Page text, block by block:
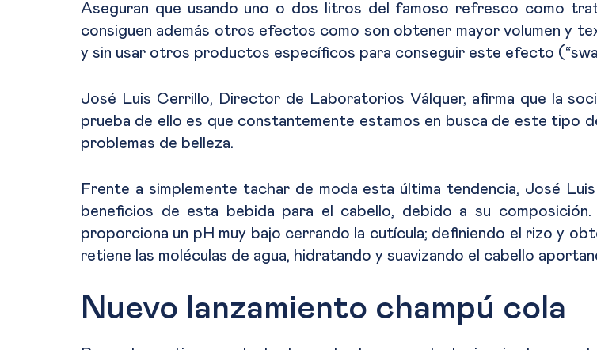
Aseguran que usando uno o dos litros del famoso refresco como
consiguen además otros efectos como son obtener mayor volumen y
y sin usar otros productos específicos para conseguir este efecto
José Luis Cerrillo, Director de Laboratorios Válquer, afirma que la
prueba de ello es que constantemente estamos en busca de este tipo
problemas de belleza.
Frente a simplemente tachar de moda esta última tendencia, José
beneficios de esta bebida para el cabello, debido a su
proporciona un pH muy bajo cerrando la cutícula; definiendo el rizo y
retiene las moléculas de agua, hidratando y suavizando el cabello
Nuevo lanzamiento champú cola